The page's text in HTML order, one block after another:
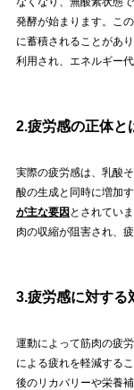
発酵が始まります。こ
に蓄積されることがあ
利用され、エネルギー
2.疲労感の正体と
実際の疲労感は、乳酸
酸の生成と同時に増加
が主な要因 とされてい
肉の収縮が阻害され、
3.疲労感に対する
運動によって筋肉の疲
による疲れを軽減する
後のリカバリーや栄養